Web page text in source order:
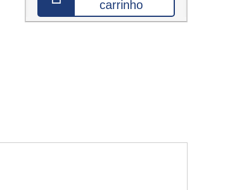
carrinho